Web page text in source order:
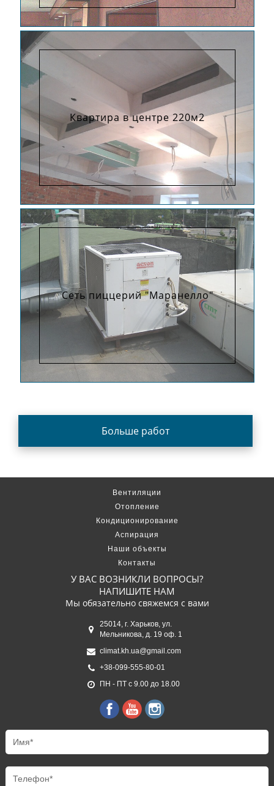
Квартира в центре 220м2
Сеть пиццерий "Маранелло"
Больше работ
Вентиляции
Отопление
Кондиционирование
Аспирация
Наши объекты
Контакты
У ВАС ВОЗНИКЛИ ВОПРОСЫ?
НАПИШИТЕ НАМ
Мы обязательно свяжемся с вами
25014, г. Харьков, ул.
Мельникова, д. 19 оф. 1
climat.kh.ua@gmail.com
+38-099-555-80-01
ПН - ПТ с 9.00 до 18.00